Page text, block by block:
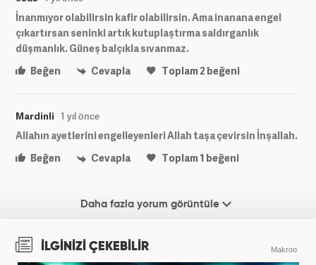
İnanmıyor olabilirsin kafir olabilirsin. Ama inanana engel
çıkartırsan seninki artık kutuplaştırma saldırganlık
düşmanlık. Güneş balçıkla sıvanmaz.
Beğen
Cevapla Toplam2beğeni
Mardinli 1 yıl önce
Allahın ayetlerini engelleyenleri Allah taşa çevirsin İnşallah.
Beğen
Cevapla Toplam1 beğeni
Daha fazla yorum görüntüle
İLGİNİZİ ÇEKEBİLİR Makroo